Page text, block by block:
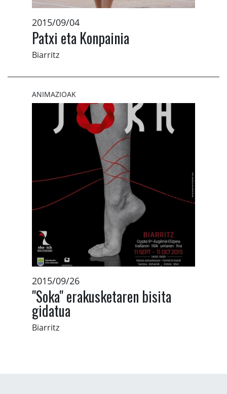
2015/09/04
Patxi eta Konpainia
Biarritz
ANIMAZIOAK
2015/09/26
"Soka" erakusketaren bisita
gidatua
Biarritz